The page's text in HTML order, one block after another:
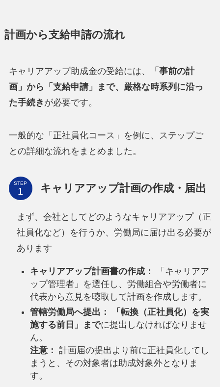
計画から支給申請の流れ
キャリアアップ助成金の受給には、
「事前の計
画」から「支給申請」まで、厳格な時系列に沿っ
た手続き が必要です。
一般的な「正社員化コース」を例に、ステップご
との詳細な流れをまとめました。
STEP キャリアアップ計画の作成・届出
まず、会社としてどのようなキャリアアップ（正
社員化など）を行うか、労働局に届け出る必要が
あります
キャリアアップ計画書の作成：
「キャリアア
ップ管理者」を選任し、労働組合や労働者に
代表から意見を聴取して計画を作成します。
管轄労働局へ提出：
「転換（正社員化）を実
施する前日」までに提出しなければなりませ
ん。
注意： 計画届の提出より前に正社員化してし
まうと、その対象者は助成対象外となりま
す。